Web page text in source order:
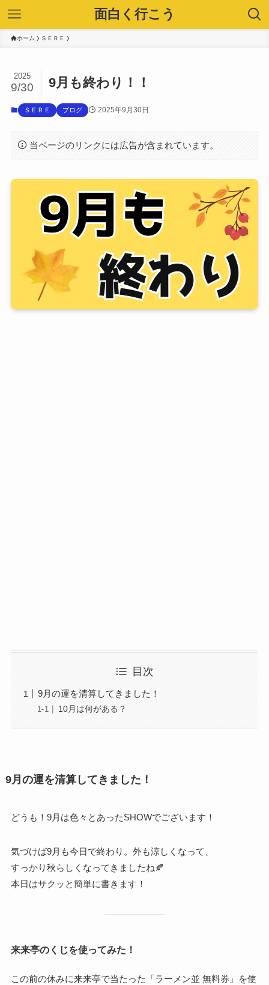
面白く行こう
ホーム ＳＥＲＥ
9月も終わり！！
2025
9/30
ＳＥＲＥ ブログ 2025年9月30日
当ページのリンクには広告が含まれています。
目次
9月の運を清算してきました！
10月は何がある？
9月の運を清算してきました！
どうも！9月は色々とあったSHOWでございます！
気づけば9月も今日で終わり。外も涼しくなって、
すっかり秋らしくなってきましたね🍂
本日はサクッと簡単に書きます！
来来亭のくじを使ってみた！
この前の休みに来来亭で当たった「ラーメン並 無料券」を使